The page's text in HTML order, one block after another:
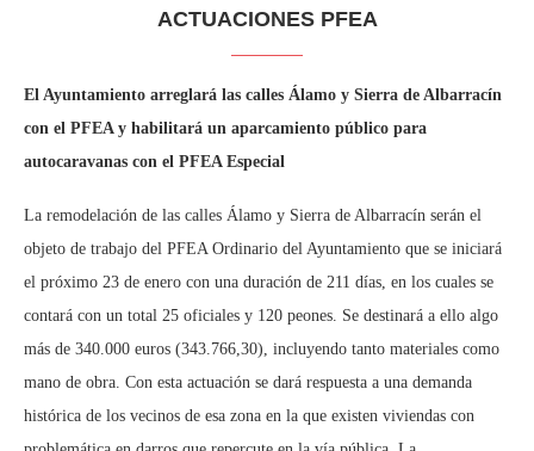
ACTUACIONES PFEA
El Ayuntamiento arreglará las calles Álamo y Sierra de Albarracín
con el PFEA y habilitará un aparcamiento público para
autocaravanas con el PFEA Especial
La remodelación de las calles Álamo y Sierra de Albarracín serán el
objeto de trabajo del PFEA Ordinario del Ayuntamiento que se iniciará
el próximo 23 de enero con una duración de 211 días, en los cuales se
contará con un total 25 oficiales y 120 peones. Se destinará a ello algo
más de 340.000 euros (343.766,30), incluyendo tanto materiales como
mano de obra. Con esta actuación se dará respuesta a una demanda
histórica de los vecinos de esa zona en la que existen viviendas con